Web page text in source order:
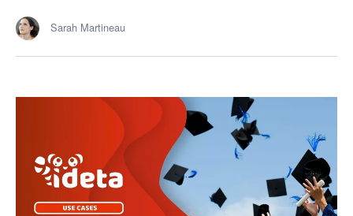
Sarah Martineau